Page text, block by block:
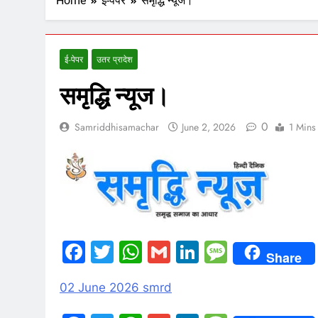
ई-पेपर उतर प्रादेश
समृद्धि न्यूज।
Samriddhisamachar June 2, 2026 0 1 Mins
Facebook
Twitter
WhatsApp
GmailLinkedIn
Share
02 June 2026 smrd